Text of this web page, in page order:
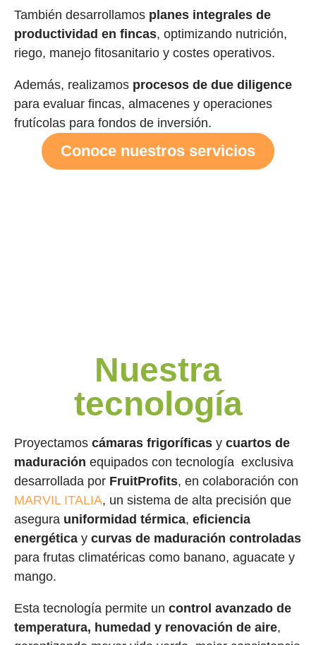
También desarrollamos planes integrales de
productividad en fincas, optimizando nutrición,
riego, manejo fitosanitario y costes operativos.
Además, realizamos procesos de due diligence
para evaluar fincas, almacenes y operaciones
frutícolas para fondos de inversión.
Conoce nuestros servicios
Nuestra
tecnología
Proyectamos cámaras frigoríficas y cuartos de
maduración equipados con tecnología exclusiva
desarrollada por FruitProfits, en colaboración con
MARVIL ITALIA, un sistema de alta precisión que
asegura uniformidad térmica, eficiencia
energética y curvas de maduración controladas
para frutas climatéricas como banano, aguacate y
mango.
Esta tecnología permite un control avanzado de
temperatura, humedad y renovación de aire,